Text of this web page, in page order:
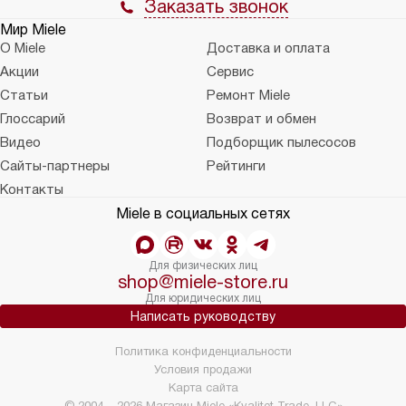
Заказать звонок
Мир Miele
О Miele
Доставка и оплата
Акции
Сервис
Статьи
Ремонт Miele
Глоссарий
Возврат и обмен
Видео
Подборщик пылесосов
Сайты-партнеры
Рейтинги
Контакты
Miele в социальных сетях
Для физических лиц
shop@miele-store.ru
Для юридических лиц
Написать руководству
Политика конфиденциальности
Условия продажи
Карта сайта